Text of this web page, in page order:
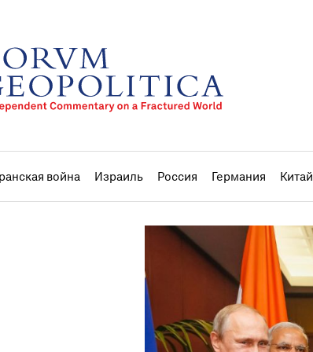
война Израиль Россия Германия Китай